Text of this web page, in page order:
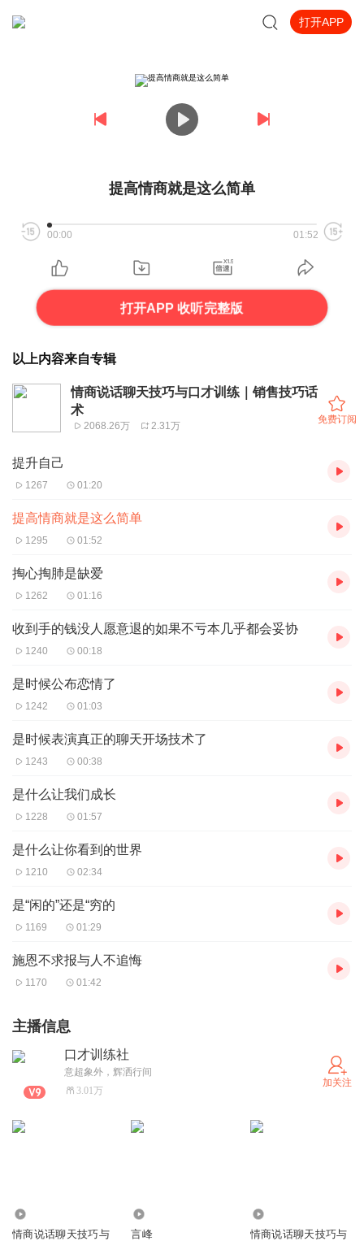
打开APP
提高情商就是这么简单
00:00 01:52
打开APP 收听完整版
以上内容来自专辑
情商说话聊天技巧与口才训练｜销售技巧话
术
2068.26万 2.31万
免费订阅
提升自己
1267 01:20
提高情商就是这么简单
1295 01:52
掏心掏肺是缺爱
1262 01:16
收到手的钱没人愿意退的如果不亏本几乎都会妥协
1240 00:18
是时候公布恋情了
1242 01:03
是时候表演真正的聊天开场技术了
1243 00:38
是什么让我们成长
1228 01:57
是什么让你看到的世界
1210 02:34
是“闲的”还是“穷的
1169 01:29
施恩不求报与人不追悔
1170 01:42
主播信息
口才训练社
意超象外，辉洒行间
3.01万
加关注
情商说话聊天技巧与
言峰
情商说话聊天技巧与